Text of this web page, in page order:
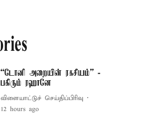
“டோனி அறையின் ரகசியம்” -
பகிரும் ரஹானே
விளையாட்டுச் செய்திப்பிரிவு
12 hours ago